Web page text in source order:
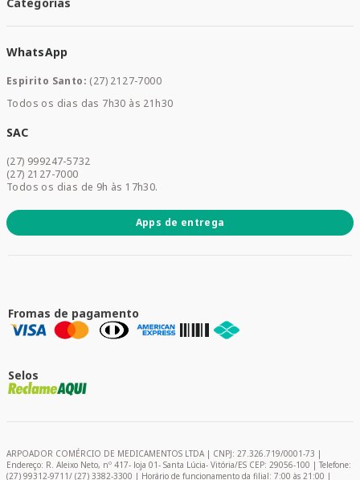
Meus Pedidos
Saúde e Bem-estar
Mamães e Bebê
Dermocosméticos
Promoções
WhatsApp
Espirito Santo: (27) 2127-7000
Todos os dias das 7h30 às 21h30
SAC
(27) 999247-5732
(27) 2127-7000
Todos os dias de 9h às 17h30.
Apps de entrega
Fromas de pagamento
Selos
ARPOADOR COMÉRCIO DE MEDICAMENTOS LTDA | CNPJ: 27.326.719/0001-73 |
Endereço: R. Aleixo Neto, nº 417- loja 01- Santa Lúcia- Vitória/ES CEP: 29056-100 | Telefone:
(27) 99312-9711/ (27) 3382-3300 | Horário de funcionamento da filial: 7:00 às 21:00 |